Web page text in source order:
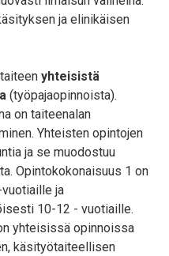
ja elinikäisen
yhteisistä
(työpajaopinnoista).
on taiteenalan
Yhteisten opintojen
ja se muodostuu
Opintokokonaisuus 1 on
ja
10-12 - vuotiaille.
yhteisissä opinnoissa
käsityötaiteellisen